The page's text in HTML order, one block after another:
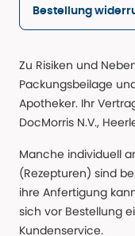
Bestellung
Zu Risiken und
Packungsbeilage
Apotheker. Ihr
DocMorris N.V.,
Manche individuell
(Rezepturen) sind
ihre Anfertigung
sich vor Bestellung
Kundenservice.